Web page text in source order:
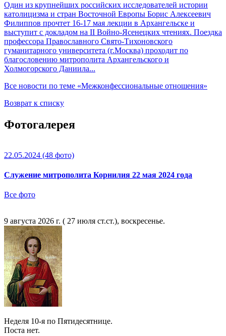
Один из крупнейших российских исследователей истории
католицизма и стран Восточной Европы Борис Алексеевич
Филиппов прочтет 16-17 мая лекции в Архангельске и
выступит с докладом на II Войно-Ясенецких чтениях. Поездка
профессора Православного Свято-Тихоновского
гуманитарного университета (г.Москва) проходит по
благословению митрополита Архангельского и
Холмогорского Даниила...
Все новости по теме «Межконфессиональные отношения»
Возврат к списку
Фотогалерея
22.05.2024 (48 фото)
Служение митрополита Корнилия 22 мая 2024 года
Все фото
9 августа 2026 г. ( 27 июля ст.ст.), воскресенье.
Неделя 10-я по Пятидесятнице.
Поста нет.